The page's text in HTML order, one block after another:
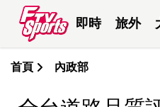
即時 旅外
首頁 內政部